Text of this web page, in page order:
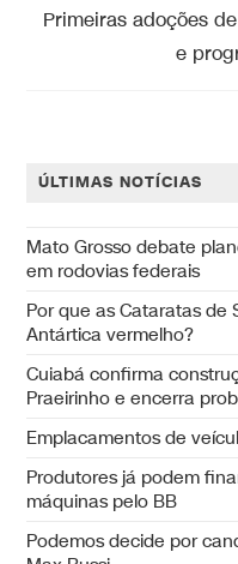
Primeiras adoções
e
ÚLTIMAS NOTÍCIAS
Mato Grosso debate
em rodovias federais
Por que as Cataratas de
Antártica vermelho?
Cuiabá confirma
Praeirinho e encerra
Emplacamentos de
Produtores já podem
máquinas pelo BB
Podemos decide por